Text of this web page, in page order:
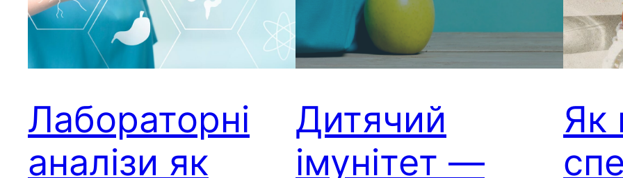
Лабораторні
аналізи як
Дитячий
імунітет —
Як